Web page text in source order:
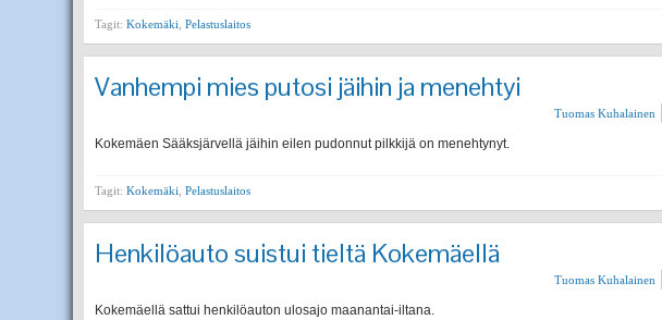
Tagit: Kokemäki Pelastuslaitos
Vanhempi mies putosi jäihin ja menehtyi
Tuomas Kuhalainen
Kokemäen Sääksjärvellä jäihin eilen pudonnut pilkkijä on menehtynyt.
Tagit: Kokemäki Pelastuslaitos
Henkilöauto suistui tieltä Kokemäellä
Tuomas Kuhalainen
Kokemäellä sattui henkilöauton ulosajo maanantai-iltana.